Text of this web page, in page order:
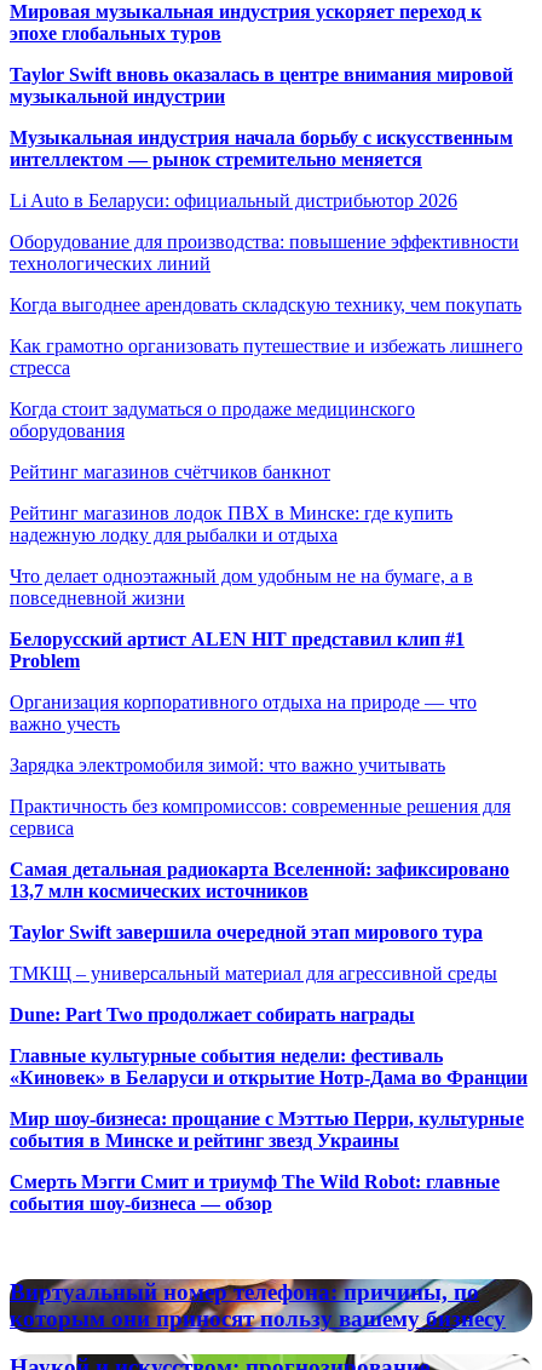
Мировая музыкальная индустрия ускоряет переход к
эпохе глобальных туров
Taylor Swift вновь оказалась в центре внимания мировой
музыкальной индустрии
Музыкальная индустрия начала борьбу с искусственным
интеллектом — рынок стремительно меняется
Li Auto в Беларуси: официальный дистрибьютор 2026
Оборудование для производства: повышение эффективности
технологических линий
Когда выгоднее арендовать складскую технику, чем покупать
Как грамотно организовать путешествие и избежать лишнего
стресса
Когда стоит задуматься о продаже медицинского
оборудования
Рейтинг магазинов счётчиков банкнот
Рейтинг магазинов лодок ПВХ в Минске: где купить
надежную лодку для рыбалки и отдыха
Что делает одноэтажный дом удобным не на бумаге, а в
повседневной жизни
Белорусский артист ALEN HIT представил клип #1
Problem
Организация корпоративного отдыха на природе — что
важно учесть
Зарядка электромобиля зимой: что важно учитывать
Практичность без компромиссов: современные решения для
сервиса
Самая детальная радиокарта Вселенной: зафиксировано
13,7 млн космических источников
Taylor Swift завершила очередной этап мирового тура
ТМКЩ – универсальный материал для агрессивной среды
Dune: Part Two продолжает собирать награды
Главные культурные события недели: фестиваль
«Киновек» в Беларуси и открытие Нотр-Дама во Франции
Мир шоу-бизнеса: прощание с Мэттью Перри, культурные
события в Минске и рейтинг звезд Украины
Смерть Мэгги Смит и триумф The Wild Robot: главные
события шоу-бизнеса — обзор
Виртуальный
номер
телефона:
причины,
Виртуальный номер телефона: причины, по
которым они приносят пользу вашему бизнесу
Наукой